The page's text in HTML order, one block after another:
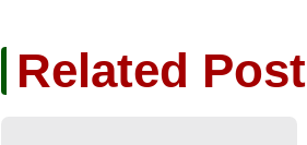
Related Post